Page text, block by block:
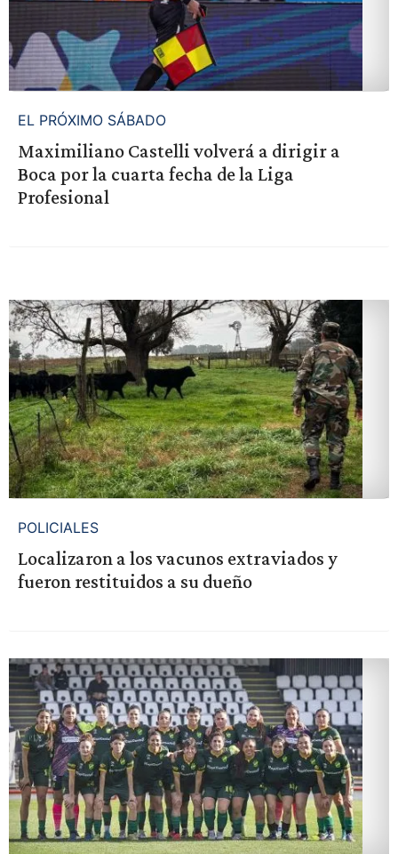
EL PRÓXIMO SÁBADO
Maximiliano Castelli volverá a dirigir a
Boca por la cuarta fecha de la Liga
Profesional
POLICIALES
Localizaron a los vacunos extraviados y
fueron restituidos a su dueño